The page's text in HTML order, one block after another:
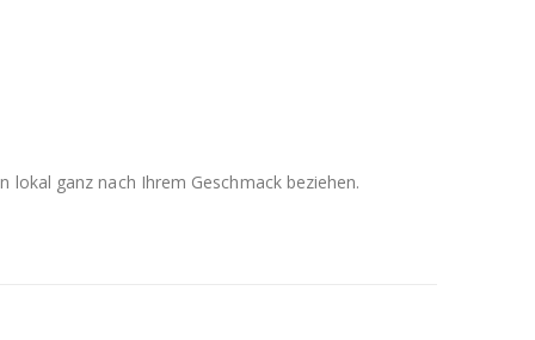
lokal ganz nach Ihrem Geschmack beziehen.